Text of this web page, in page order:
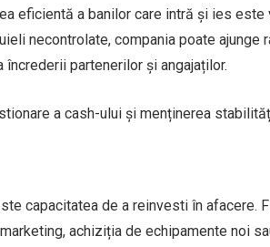
eficientă a banilor care intră și ies este
necontrolate, compania poate ajunge
partenerilor și angajaților.
a cash-ului și menținerea
capacitatea de a reinvesti în afacere.
achiziția de echipamente noi